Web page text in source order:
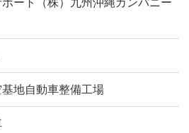
地自動車整備工場